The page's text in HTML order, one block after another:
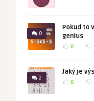
0
Pokud to
genius
0
2
Jaký je
0